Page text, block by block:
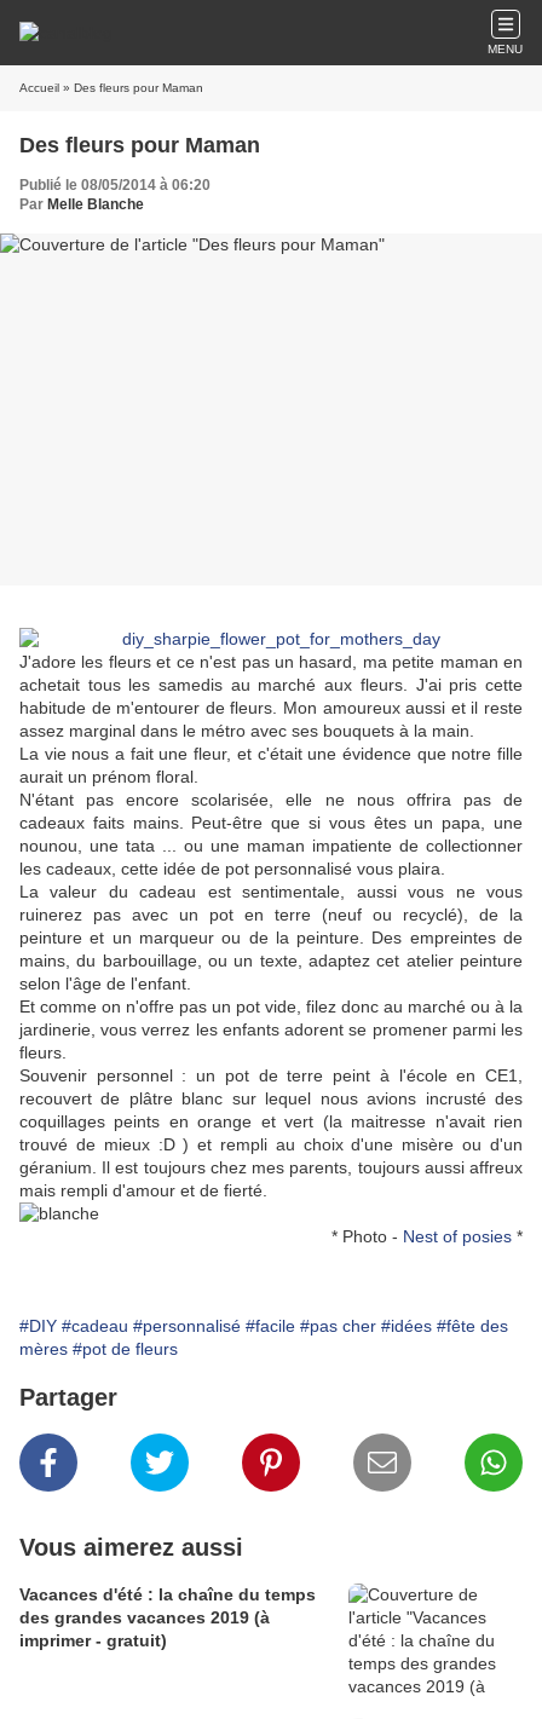
MENU
Accueil » Des fleurs pour Maman
Des fleurs pour Maman
Publié le 08/05/2014 à 06:20
Par Melle Blanche
J'adore les fleurs et ce n'est pas un hasard, ma petite maman en
achetait tous les samedis au marché aux fleurs. J'ai pris cette
habitude de m'entourer de fleurs. Mon amoureux aussi et il reste
assez marginal dans le métro avec ses bouquets à la main.
La vie nous a fait une fleur, et c'était une évidence que notre fille
aurait un prénom floral.
N'étant pas encore scolarisée, elle ne nous offrira pas de
cadeaux faits mains. Peut-être que si vous êtes un papa, une
nounou, une tata ... ou une maman impatiente de collectionner
les cadeaux, cette idée de pot personnalisé vous plaira.
La valeur du cadeau est sentimentale, aussi vous ne vous
ruinerez pas avec un pot en terre (neuf ou recyclé), de la
peinture et un marqueur ou de la peinture. Des empreintes de
mains, du barbouillage, ou un texte, adaptez cet atelier peinture
selon l'âge de l'enfant.
Et comme on n'offre pas un pot vide, filez donc au marché ou à la
jardinerie, vous verrez les enfants adorent se promener parmi les
fleurs.
Souvenir personnel : un pot de terre peint à l'école en CE1,
recouvert de plâtre blanc sur lequel nous avions incrusté des
coquillages peints en orange et vert (la maitresse n'avait rien
trouvé de mieux :D ) et rempli au choix d'une misère ou d'un
géranium. Il est toujours chez mes parents, toujours aussi affreux
mais rempli d'amour et de fierté.
* Photo - Nest of posies *
#DIY #cadeau #personnalisé #facile #pas cher #idées #fête des
mères #pot de fleurs
Partager
Vous aimerez aussi
Vacances d'été : la chaîne du temps
des grandes vacances 2019 (à
imprimer - gratuit)